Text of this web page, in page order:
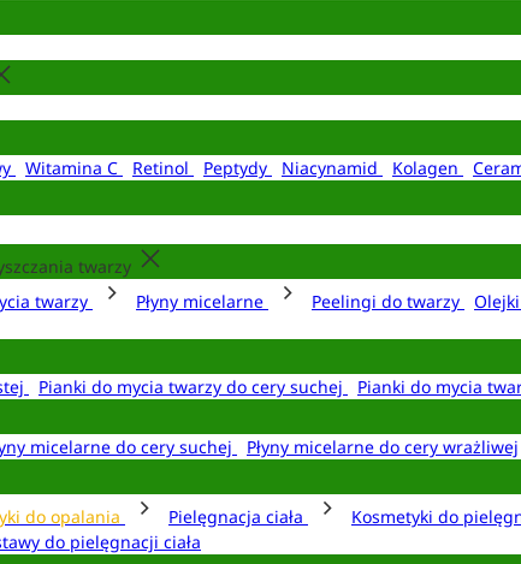
Witamina C Retinol Peptydy Niacynamid Kolagen
twarzy
twarzy Płyny micelarne Peelingi do twarzy
Pianki do mycia twarzy do cery suchej
Pianki do mycia
micelarne do cery suchej
Płyny micelarne do cery wrażliwej
do opalania Pielęgnacja ciała Kosmetyki do
do pielęgnacji ciała